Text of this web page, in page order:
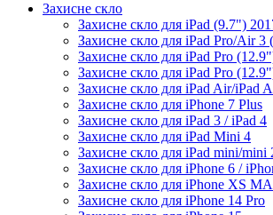
Захисне скло
Захисне скло для iPad (9.7")
Захисне скло для iPad Pro/Air 3
Захисне скло для iPad Pro
Захисне скло для iPad Pro
Захисне скло для iPad Air/iPad
Захисне скло для iPhone 7 Plus
Захисне скло для iPad 3 / iPad 4
Захисне скло для iPad Mini 4
Захисне скло для iPad mini/mini
Захисне скло для iPhone 6 /
Захисне скло для iPhone XS
Захисне скло для iPhone 14 Pro